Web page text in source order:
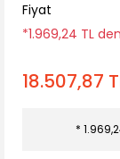
Fiyat
*1.969,24 TL
18.507,87
*